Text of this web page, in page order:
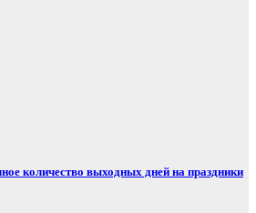
количество выходных дней на праздники